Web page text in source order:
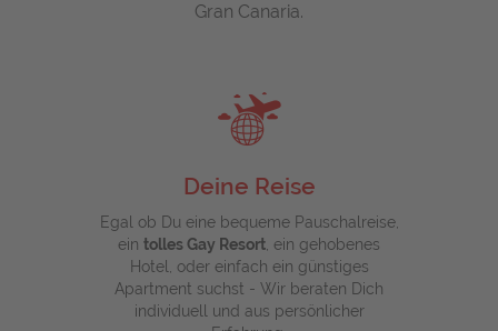
Gran Canaria.
Deine Reise
Egal ob Du eine bequeme Pauschalreise,
ein tolles Gay Resort, ein gehobenes
Hotel, oder einfach ein günstiges
Apartment suchst - Wir beraten Dich
individuell und aus persönlicher